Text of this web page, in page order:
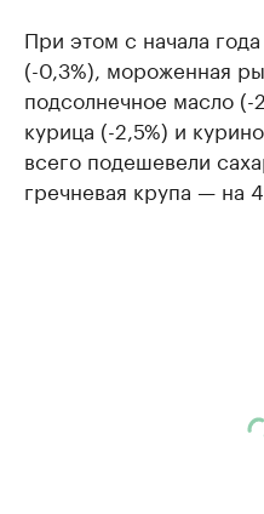
При этом с начала
(-0,3%), мороженная
подсолнечное масло (-
курица (-2,5%) и
всего подешевели
гречневая крупа — на